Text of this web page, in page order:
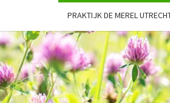
PRAKTIJK DE MEREL